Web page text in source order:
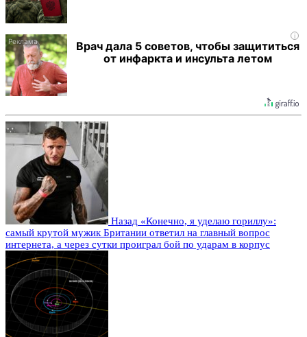
i
Врач дала 5 советов, чтобы защититься
от инфаркта и инсульта летом
Назад «Конечно, я уделаю гориллу»:
самый крутой мужик Британии ответил на главный вопрос
интернета, а через сутки проиграл бой по ударам в корпус